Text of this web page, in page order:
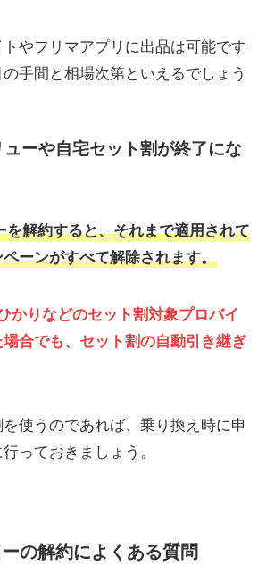
やフリマアプリに出品は可能です
手間と相場次第といえるでしょう
ーや自宅セット割が終了にな
を解約すると、それまで適用されて
ーンがすべて解除されます。
かりなどのセット割対象プロバイ
合でも、セット割の自動引き継ぎ
使うのであれば、乗り換え時に申
っておきましょう。
の解約によくある質問